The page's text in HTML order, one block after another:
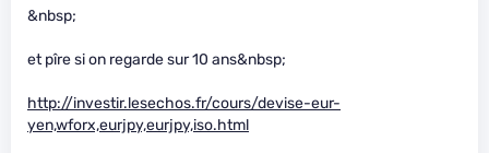
&nbsp;
et pîre si on regarde sur 10 ans&nbsp;
http://investir.lesechos.fr/cours/devise-eur-
yen,wforx,eurjpy,eurjpy,iso.html